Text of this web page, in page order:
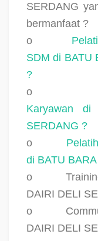
SERDANG
bermanfaat ?
o
SDM di BATU
?
o
Karyawan
SERDANG ?
o
di BATU
o
DAIRI DELI
o
DAIRI DELI